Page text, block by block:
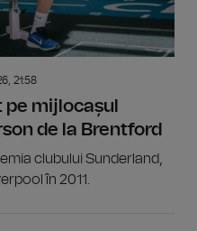
21:58
mijlocașul
de la Brentford
clubului Sunderland,
în 2011.